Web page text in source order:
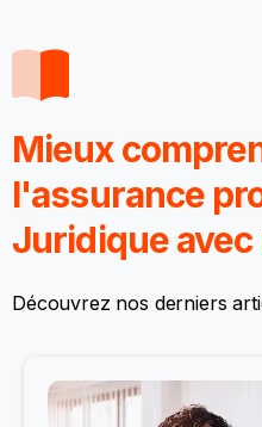
Mieux
l'assurance
Juridique avec
Découvrez nos derniers